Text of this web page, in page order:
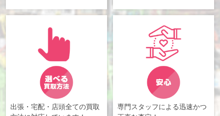
出張・宅配・店頭全ての買取
専門スタッフによる迅速かつ